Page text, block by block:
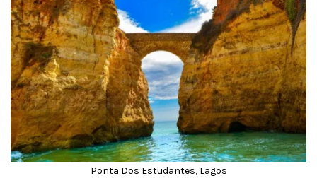
Ponta Dos Estudantes, Lagos